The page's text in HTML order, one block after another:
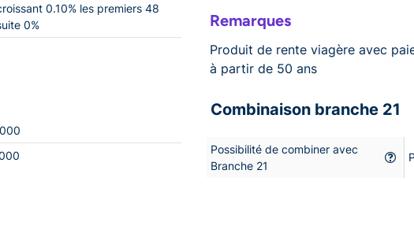
0.10% les premiers 48
0%
Remarques
Produit de rente viagère avec
à partir de 50 ans
Combinaison branche 21
Possibilité de combiner avec
Branche 21